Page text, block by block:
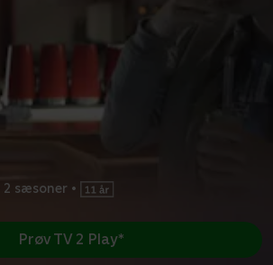
2 sæsoner •
Prøv TV 2 Play*